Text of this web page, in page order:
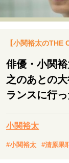
運命を変えた出
表現者の葛藤
セカンドキャリ
夢を掴む選択
【小関裕太のTHE
俳優・小関
之のあとの
ランスに行っ
小関裕太
#小関裕太 #清原果